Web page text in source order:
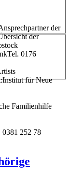
der
der
0176
für Neue
Familienhilfe
252 78